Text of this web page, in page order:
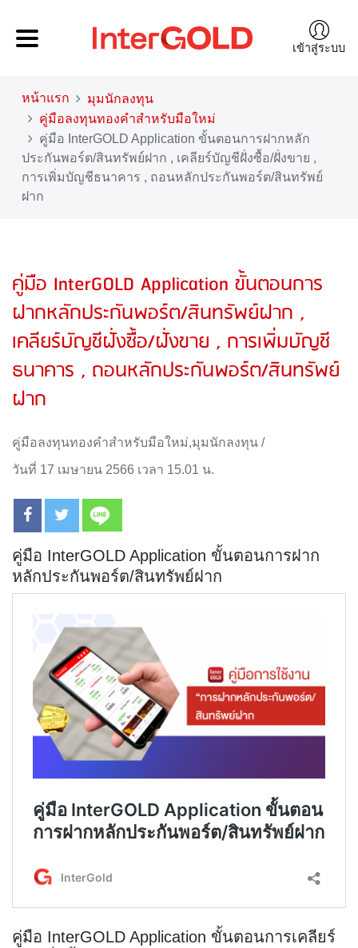
เข้าสู่ระบบ
หน้าแรก
มุมนักลงทุน
คู่มือลงทุนทองคำสำหรับมือใหม่
คู่มือ InterGOLD Application ขั้นตอนการฝากหลัก
ประกันพอร์ต/สินทรัพย์ฝาก , เคลียร์บัญชีฝั่งซื้อ/ฝั่งขาย ,
การเพิ่มบัญชีธนาคาร , ถอนหลักประกันพอร์ต/สินทรัพย์
ฝาก
คู่มือ InterGOLD Application ขั้นตอนการ
ฝากหลักประกันพอร์ต/สินทรัพย์ฝาก ,
เคลียร์บัญชีฝั่งซื้อ/ฝั่งขาย , การเพิ่มบัญชี
ธนาคาร , ถอนหลักประกันพอร์ต/สินทรัพย์
ฝาก
คู่มือลงทุนทองคำสำหรับมือใหม่,มุมนักลงทุน /
วันที่ 17 เมษายน 2566 เวลา 15.01 น.
คู่มือ InterGOLD Application ขั้นตอนการฝาก
หลักประกันพอร์ต/สินทรัพย์ฝาก
คู่มือ InterGOLD Application ขั้นตอนการเคลียร์